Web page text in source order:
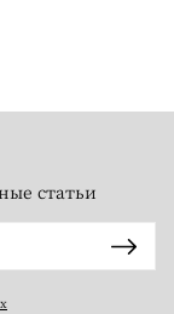
статьи